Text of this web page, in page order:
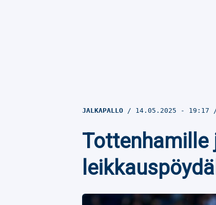
JALKAPALLO 14.05.2025 - 19:17